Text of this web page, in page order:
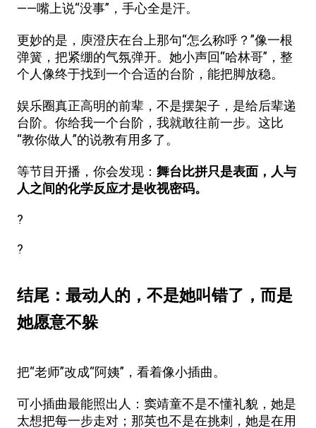
——嘴上说“没事”，手心全是汗。
更妙的是，庾澄庆在台上那句“怎么称呼？”像一根
弹簧，把紧绷的气氛弹开。她小声回“哈林哥”，整
个人像终于找到一个合适的台阶，能把脚放稳。
娱乐圈真正高明的前辈，不是摆架子，是给后辈递
台阶。你给我一个台阶，我就敢往前一步。这比
“教你做人”的说教有用多了。
等节目开播，你会发现： 舞台比拼只是表面，人与
人之间的化学反应才是收视密码。
?
?
结尾：最动人的，不是她叫错了，而是
她愿意不躲
把“老师”改成“阿姨”，看着像小插曲。
可小插曲最能照出人：窦靖童不是不懂礼貌，她是
太想把每一步走对；那英也不是在挑刺，她是在用